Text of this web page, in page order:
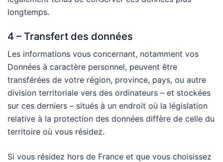
longtemps.
4 – Transfert des données
Les informations vous concernant, notamment vos
Données à caractère personnel, peuvent être
transférées de votre région, province, pays, ou autre
division territoriale vers des ordinateurs – et stockées
sur ces derniers – situés à un endroit où la législation
relative à la protection des données diffère de celle du
territoire où vous résidez.
Si vous résidez hors de France et que vous choisissez